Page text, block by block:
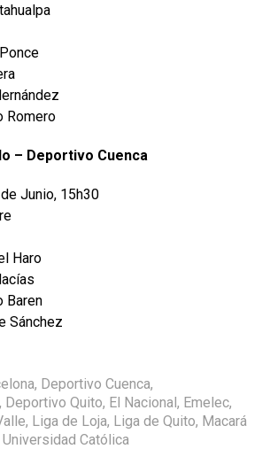
Romero
– Deportivo Cuenca
Junio, 15h30
Haro
Baren
Sánchez
, Deportivo Cuenca,
, Deportivo Quito, El Nacional, Emelec,
, Liga de Loja, Liga de Quito, Macará
Universidad Católica